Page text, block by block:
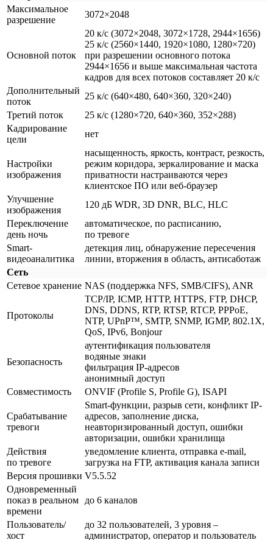
Максимальное
разрешение
3072×2048
Основной поток
20 к/с (3072×2048, 3072×1728, 2944×1656)
25 к/с (2560×1440, 1920×1080, 1280×720)
при разрешении основного потока
2944×1656 и выше максимальная частота
кадров для всех потоков составляет 20 к/с
Дополнительный
поток
25 к/с (640×480, 640×360, 320×240)
Третий поток
25 к/с (1280×720, 640×360, 352×288)
Кадрирование
цели
нет
Настройки
изображения
насыщенность, яркость, контраст, резкость,
режим коридора, зеркалирование и маска
приватности настраиваются через
клиентское ПО или веб-браузер
Улучшение
изображения
120 дБ WDR, 3D DNR, BLC, HLC
Переключение
день ночь
автоматическое, по расписанию,
по тревоге
Smart-
видеоаналитика
детекция лиц, обнаружение пересечения
линии, вторжения в область, антисаботаж
Сеть
Сетевое хранение NAS (поддержка NFS, SMB/CIFS), ANR
Протоколы
TCP/IP, ICMP, HTTP, HTTPS, FTP, DHCP,
DNS, DDNS, RTP, RTSP, RTCP, PPPoE,
NTP, UPnP™, SMTP, SNMP, IGMP, 802.1X,
QoS, IPv6, Bonjour
Безопасность
аутентификация пользователя
водяные знаки
фильтрация IP-адресов
анонимный доступ
Совместимость
ONVIF (Profile S, Profile G), ISAPI
Срабатывание
тревоги
Smart-функции, разрыв сети, конфликт IP-
адресов, заполнение диска,
неавторизированный доступ, ошибки
авторизации, ошибки хранилища
Действия
по тревоге
уведомление клиента, отправка e-mail,
загрузка на FTP, активация канала записи
Версия прошивки V5.5.52
Одновременный
показ в реальном
времени
до 6 каналов
Пользователь/
хост
до 32 пользователей, 3 уровня –
администратор, оператор и пользователь